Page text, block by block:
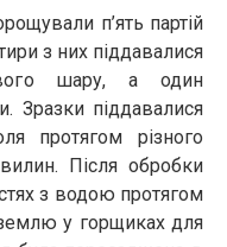
п’ять партій
з них піддавалися
шару, а один
Зразки піддавалися
протягом різного
Після обробки
з водою протягом
у горщиках для